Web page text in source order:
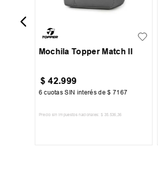
Mochila Topper Match II
$ 42.999
6 cuotas SIN interés de$ 7167
Precio sin impuestos nacionales: $ 35.536 ,36